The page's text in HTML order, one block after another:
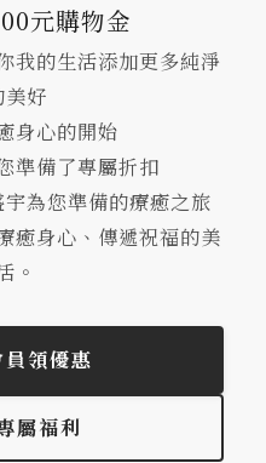
元購物金
我的生活添加更多純淨
美好
身心的開始
準備了專屬折扣
為您準備的療癒之旅
癒身心、傳遞祝福的美
。
領優惠
屬福利